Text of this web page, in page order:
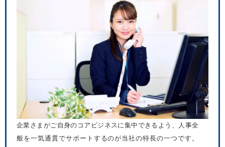
企業さまがご自身のコアビジネスに集中できるよう、人事全
般を一気通貫でサポートするのが当社の特長の一つです。